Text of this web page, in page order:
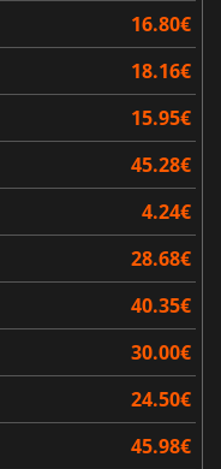
16.80€
18.16€
15.95€
45.28€
4.24€
28.68€
40.35€
30.00€
24.50€
45.98€